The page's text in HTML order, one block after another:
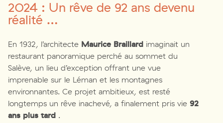
2024 : Un rêve de 92 ans devenu
réalité …
En 1932, l’architecte Maurice Braillard imaginait un
restaurant panoramique perché au sommet du
Salève, un lieu d’exception offrant une vue
imprenable sur le Léman et les montagnes
environnantes. Ce projet ambitieux, est resté
longtemps un rêve inachevé, a finalement pris vie 92
ans plus tard .